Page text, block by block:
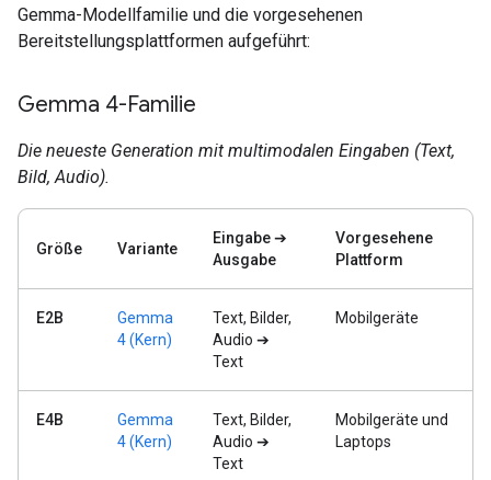
Gemma-Modellfamilie und die vorgesehenen
Bereitstellungsplattformen aufgeführt:
Gemma 4-Familie
Die neueste Generation mit multimodalen Eingaben (Text,
Bild, Audio).
Größe Variante
Eingabe ➔
Ausgabe
Vorgesehene
Plattform
E2B
Gemma
4 (Kern)
Text, Bilder,
Audio ➔
Text
Mobilgeräte
E4B
Gemma
4 (Kern)
Text, Bilder,
Audio ➔
Text
Mobilgeräte und
Laptops